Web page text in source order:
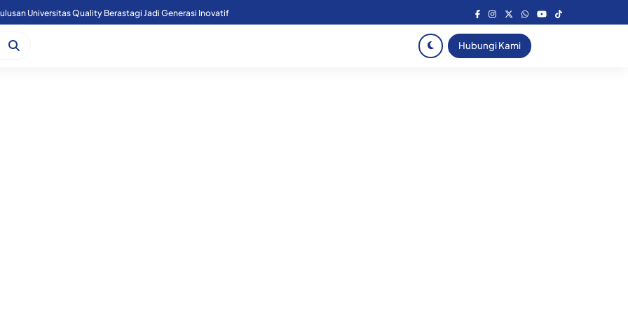
Universitas Quality Berastagi Jadi Generasi Inovatif
Hubungi Kami